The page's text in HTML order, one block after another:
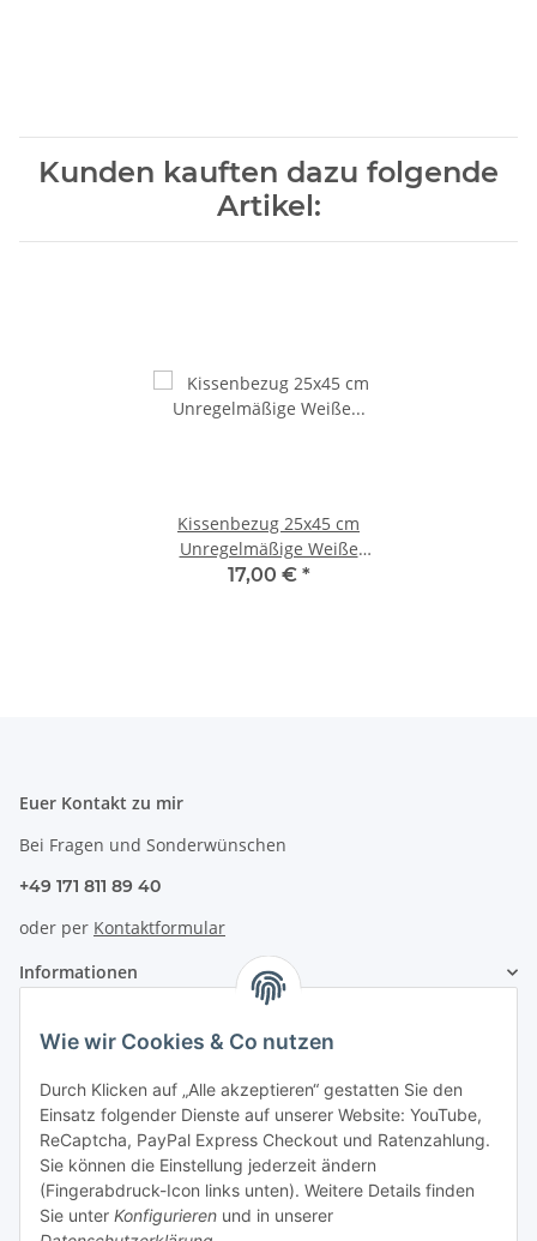
Wie wir Cookies & Co nutzen
Durch Klicken auf „Alle akzeptieren“ gestatten Sie den
Einsatz folgender Dienste auf unserer Website: YouTube,
ReCaptcha, PayPal Express Checkout und Ratenzahlung.
Sie können die Einstellung jederzeit ändern
(Fingerabdruck-Icon links unten). Weitere Details finden
Sie unter Konfigurieren und in unserer
Kunden kauften dazu folgende
Artikel:
Kissenbezug 25x45 cm
Unregelmäßige Weiße
Punkte auf Rotbraun mit
17,00 € *
Euer Kontakt zu mir
Bei Fragen und Sonderwünschen
+49 171 811 89 40
oder per Kontaktformular
Informationen
Zahlung & Versand